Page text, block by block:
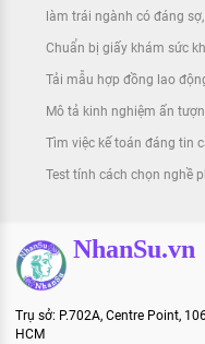
làm trái ngành có đáng sợ
Chuẩn bị giấy khám sức
Tải mẫu hợp đồng lao
Mô tả kinh nghiệm ấn
Tìm việc kế toán đáng tin
Test tính cách chọn nghề
NhanSu.vn
Trụ sở: P.702A, Centre Point,
HCM